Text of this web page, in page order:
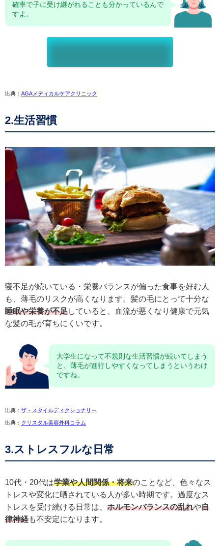
確率で子に受け継がれることも分かっているんで
すよ。
出典： AGAメディカルケアクリニック
2.生活習慣
寝不足が続いている・栄養バランスが偏った食事を好む人
も、薄毛のリスクが高くなります。髪の毛にとって十分な
睡眠や栄養が不足していると、血流が悪くなり健康で元気
な髪の毛が育ちにくいです。
大学生になって不規則な生活習慣が続いてしまう
と、薄毛が進行しやすくなってしまうというわけ
ですね。
出典： ザ・スタイルディクショナリー
出典： クリスタル美容外科コラム
3.ストレスフルな日常
10代・20代は学業や人間関係・将来のことなど、色々なス
トレスや変化に晒されている人が多い時期です。過度なス
トレスを受け続ける日常は、 ホルモンバランスの乱れや自
律神経も不安定になります。